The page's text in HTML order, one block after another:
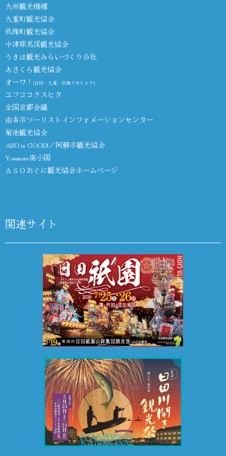
九州観光機構
九重町観光協会
玖珠町観光協会
中津耶馬渓観光協会
うきは観光みらいづくり公社
あさくら観光協会
オーワ！ (日田・九重・玖珠アウトドア)
ユフココクスヒタ
全国京都会議
由布市ツーリストインフォメーションセンター
菊池観光協会
ASO is GOOD!／阿蘇市観光協会
Youmore南小国
ＡＳＯおぐに観光協会ホームページ
関連サイト